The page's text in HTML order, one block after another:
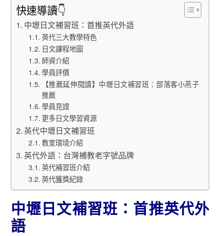
快速導讀👇
中壢日文補習班：首推英代外語
英代三大教學特色
日文課程地圖
師資介紹
學員評價
【推薦延伸閱讀】中壢日文補習班：部落客小燕子
推薦
學員見證
更多日文學習資源
英代中壢日文補習班
教室環境介紹
英代外語：台灣補教老字號品牌
英代補習班介紹
英代獲獎紀錄
中壢日文補習班：首推英代外
語